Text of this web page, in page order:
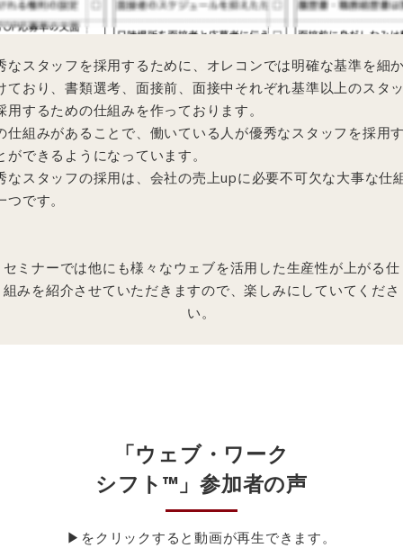
なスタッフを採用するために、オレコンでは明確な基準を細
ており、書類選考、面接前、面接中それぞれ基準以上のスタ
用するための仕組みを作っております。
仕組みがあることで、働いている人が優秀なスタッフを採用
ができるようになっています。
なスタッフの採用は、会社の売上upに必要不可欠な大事な仕
つです。
セミナーでは他にも様々なウェブを活用した生産性が上がる仕
組みを紹介させていただきますので、楽しみにしていてくださ
い。
「ウェブ・ワーク
シフト™」参加者の声
▶をクリックすると動画が再生できます。